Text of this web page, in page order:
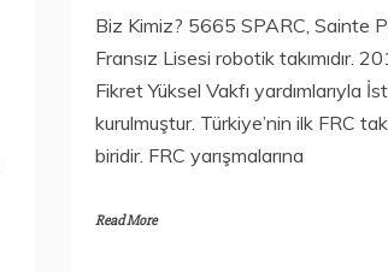
Biz Kimiz? 5665 SPARC, Sainte
Fransız Lisesi robotik takımıdır.
Fikret Yüksel Vakfı yardımlarıyla
kurulmuştur. Türkiye’nin ilk FRC
biridir. FRC yarışmalarına
Read More